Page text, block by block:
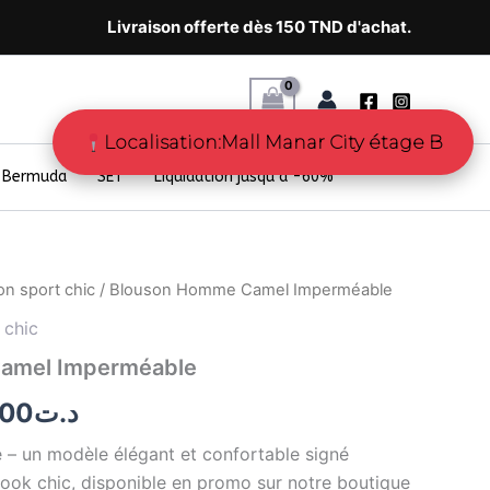
Livraison offerte dès 150 TND d'achat.
Bermuda SET Liquidation jusqu’à -60%
sport chic / Blouson Homme Camel Imperméable
Imperméable
:
د.ت228.00.
د.ت
Le
actuel
est :
د.ت114.00.
– un modèle élégant et confortable signé
chic, disponible en promo sur notre boutique
Localisation:Mall Manar City étage B